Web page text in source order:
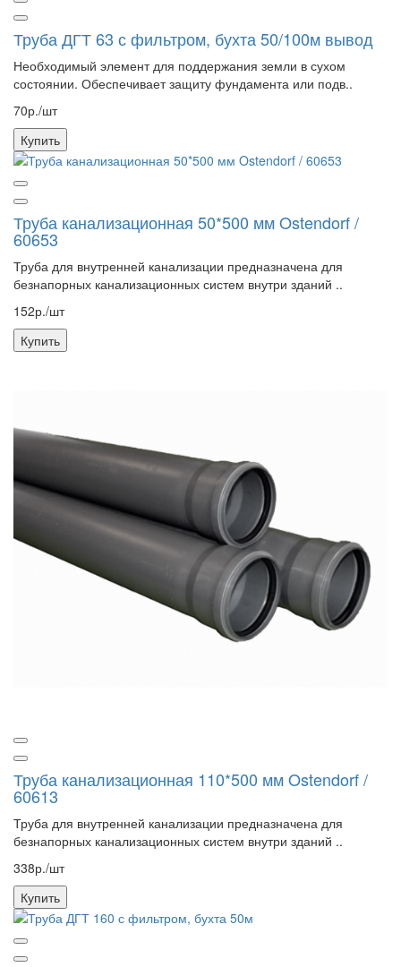
Труба ДГТ 63 с фильтром, бухта 50/100м вывод
Необходимый элемент для поддержания земли в сухом
состоянии. Обеспечивает защиту фундамента или подв..
70р./шт
Купить
Труба канализационная 50*500 мм Ostendorf /
60653
Труба для внутренней канализации предназначена для
безнапорных канализационных систем внутри зданий ..
152р./шт
Купить
Труба канализационная 110*500 мм Ostendorf /
60613
Труба для внутренней канализации предназначена для
безнапорных канализационных систем внутри зданий ..
338р./шт
Купить